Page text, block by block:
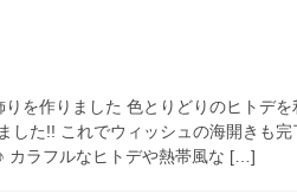
を作りました 色とりどりのヒトデ
した!! これでウィッシュの海開きも
カラフルなヒトデや熱帯風な […]